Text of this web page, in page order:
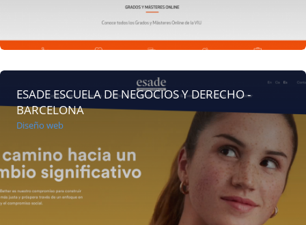
ESADE ESCUELA DE NEGOCIOS Y DERECHO -
BARCELONA
Diseño web